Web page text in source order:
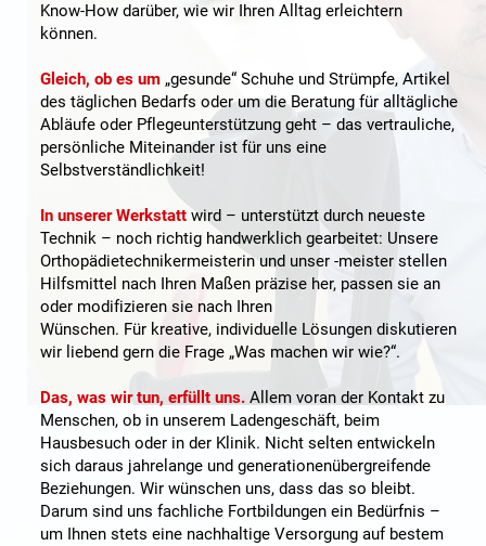
Know-How darüber, wie wir Ihren Alltag erleichtern
können.
Gleich, ob es um „gesunde“ Schuhe und Strümpfe, Artikel
des täglichen Bedarfs oder um die Beratung für alltägliche
Abläufe oder Pflegeunterstützung geht – das vertrauliche,
persönliche Miteinander ist für uns eine
Selbstverständlichkeit!
In unserer Werkstatt wird – unterstützt durch neueste
Technik – noch richtig handwerklich gearbeitet: Unsere
Orthopädietechnikermeisterin und unser -meister stellen
Hilfsmittel nach Ihren Maßen präzise her, passen sie an
oder modifizieren sie nach Ihren
Wünschen. Für kreative, individuelle Lösungen diskutieren
wir liebend gern die Frage „Was machen wir wie?“.
Das, was wir tun, erfüllt uns. Allem voran der Kontakt zu
Menschen, ob in unserem Ladengeschäft, beim
Hausbesuch oder in der Klinik. Nicht selten entwickeln
sich daraus jahrelange und generationenübergreifende
Beziehungen. Wir wünschen uns, dass das so bleibt.
Darum sind uns fachliche Fortbildungen ein Bedürfnis –
um Ihnen stets eine nachhaltige Versorgung auf bestem